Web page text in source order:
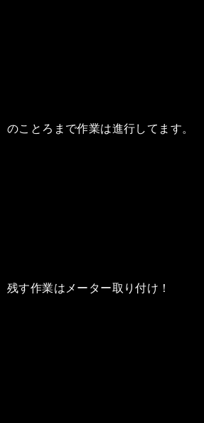
のことろまで作業は進行してます。
残す作業はメーター取り付け！